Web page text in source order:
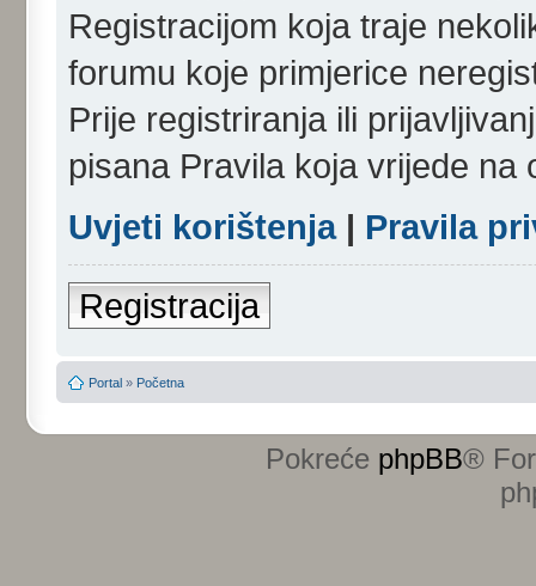
Registracijom koja traje
forumu koje primjerice
Prije registriranja ili
pisana Pravila koja vrijede na
Uvjeti korištenja| Pravila
Registracija
Portal » Početna
Pokreće phpBB®